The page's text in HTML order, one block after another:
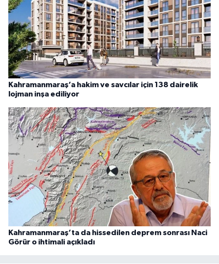
Kahramanmaraş’a hakim ve savcılar için 138 dairelik
lojman inşa ediliyor
Kahramanmaraş’ta da hissedilen deprem sonrası Naci
Görür o ihtimali açıkladı